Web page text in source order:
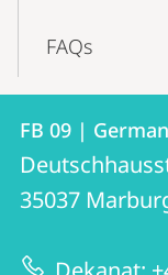
FAQs
Kontakt
und
zur
FB
09
|
Germanistik
FB 09 |
35037